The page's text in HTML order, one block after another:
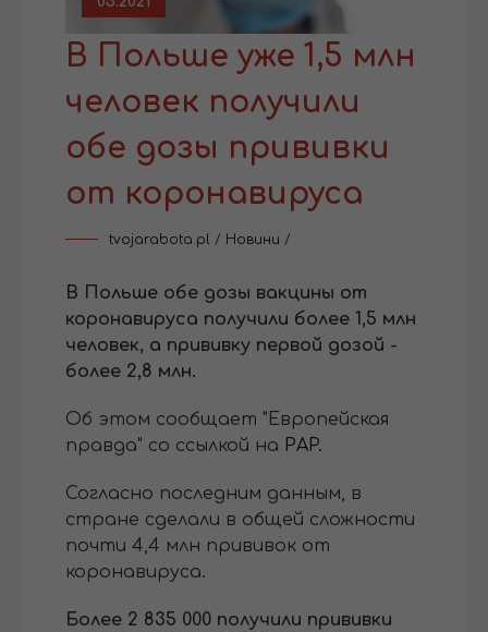
В Польше уже 1,5 млн
человек получили
обе дозы прививки
от коронавируса
tvojarabota.pl / Новини /
В Польше обе дозы вакцины от
коронавируса получили более 1,5 млн
человек, а прививку первой дозой -
более 2,8 млн.
Об этом сообщает "Европейская
правда" со ссылкой на PAP.
Согласно последним данным, в
стране сделали в общей сложности
почти 4,4 млн прививок от
коронавируса.
Более 2 835 000 получили прививки